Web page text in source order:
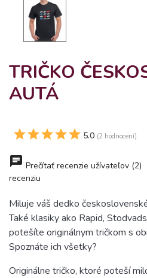
TRIČKO
AUTÁ
5.0 (2 hodnocení)
Prečítať recenzie užívateľov (2)
recenziu
Miluje váš dedko
Také klasiky ako Rapid,
potešíte originálnym tričkom s
Spoznáte ich všetky?
Originálne tričko, ktoré poteší